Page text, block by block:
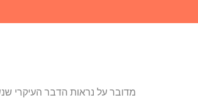
מדובר על נראות הדבר העיקרי